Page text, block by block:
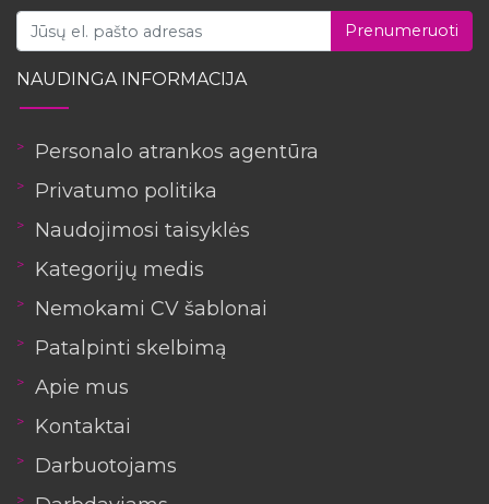
Prenumeruoti
NAUDINGA INFORMACIJA
Personalo atrankos agentūra
Privatumo politika
Naudojimosi taisyklės
Kategorijų medis
Nemokami CV šablonai
Patalpinti skelbimą
Apie mus
Kontaktai
Darbuotojams